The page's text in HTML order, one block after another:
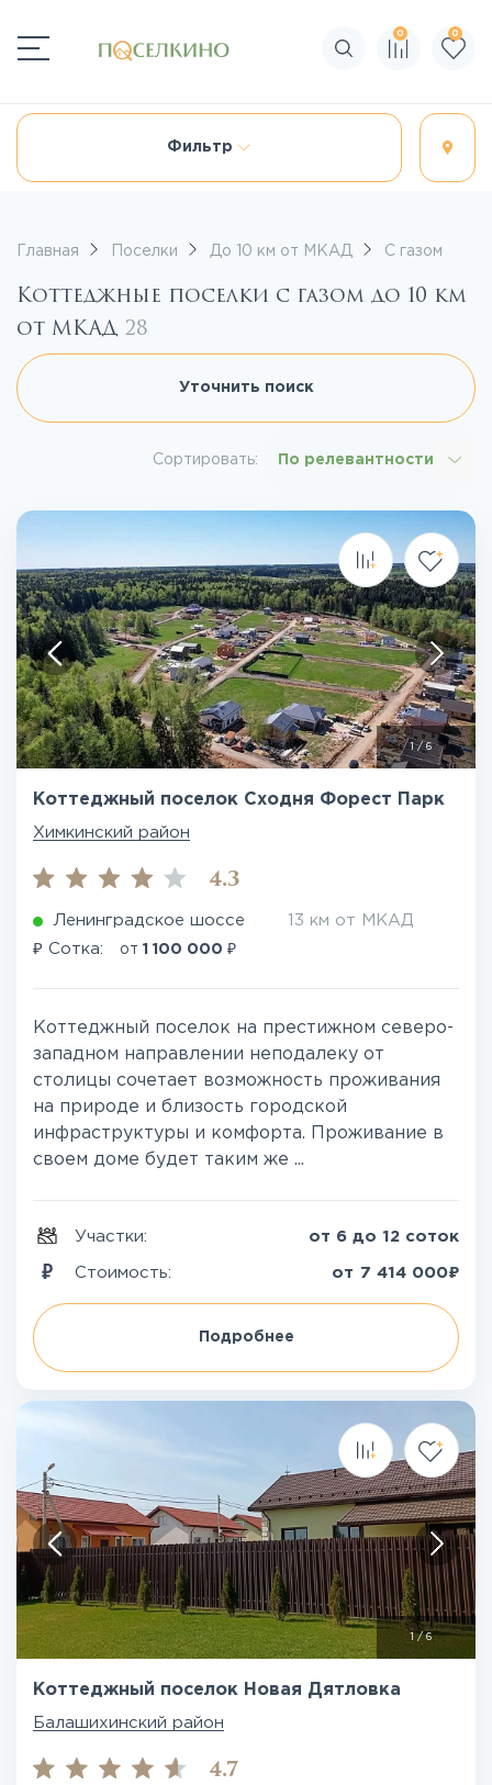
Поиск по сайту
0 0
Фильтр
Главная Поселки До 10 км от МКАД С газом
Коттеджные поселки с газом до 10 км
от МКАД 28
Уточнить поиск
Сортировать: По релевантности
1/6
Коттеджный поселок Сходня Форест Парк
Химкинский район
4.3
Ленинградское шоссе 13 км от МКАД
₽ Сотка: от 1 100 000 ₽
Коттеджный поселок на престижном северо-
западном направлении неподалеку от
столицы сочетает возможность проживания
на природе и близость городской
инфраструктуры и комфорта. Проживание в
своем доме будет таким же ...
Участки: от 6 до 12 соток
Стоимость: от 7 414 000₽
Подробнее
/6
Коттеджный поселок Новая Дятловка
Балашихинский район
4.7